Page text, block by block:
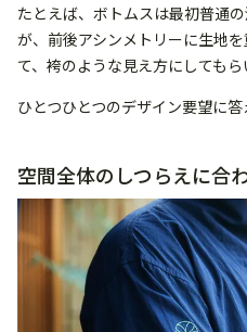
たとえば、ボトムスは最初普通
が、前後アシンメトリーに生地
て、袴のような見え方にしてもら
ひとつひとつのデザイン要望に答
空間全体のしつらえに合